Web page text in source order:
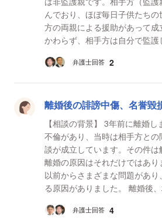
んでおり、ほぼ毎日子供たち
方の両親による援助があって
かわらず、相手方は自分で監
のか...
弁護士回答 2
離婚後の誹謗中傷、名誉毀
【相談の背景】 3年前に離婚
不倫があり、当時は相手方と
談が成立しています。その件は
離婚の原因はそれだけではあ
以前からさまざまな問題があ
る原因がありました。 離婚後
の噂...
弁護士回答 4